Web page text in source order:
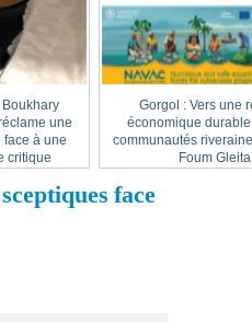
Gorgol : Vers une
économique
communautés
Foum Gleita
Boukhary
une
à une
critique
face